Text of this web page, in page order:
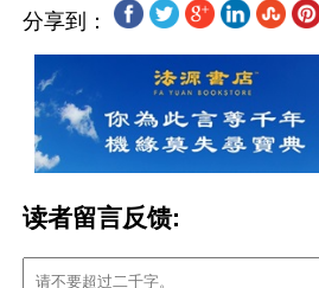
分享到：
读者留言反馈: